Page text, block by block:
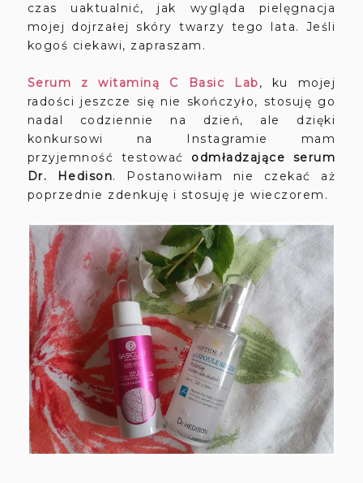
czas uaktualnić, jak wygląda pielęgnacja
mojej dojrzałej skóry twarzy tego lata. Jeśli
kogoś ciekawi, zapraszam.
Serum z witaminą C Basic Lab, ku mojej
radości jeszcze się nie skończyło, stosuję go
nadal codziennie na dzień, ale dzięki
konkursowi na Instagramie mam
przyjemność testować odmładzające serum
Dr. Hedison. Postanowiłam nie czekać aż
poprzednie zdenkuję i stosuję je wieczorem.